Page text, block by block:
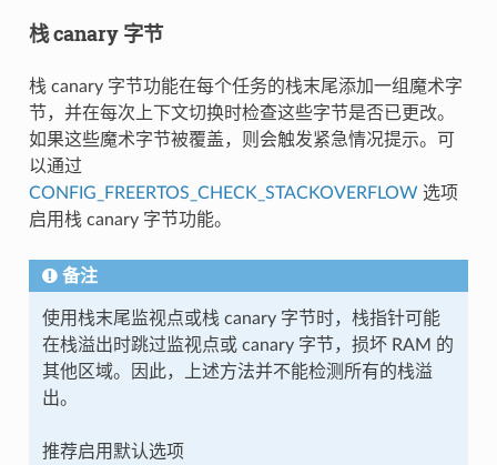
栈 canary 字节
栈 canary 字节功能在每个任务的栈末尾添加一组魔术字
节，并在每次上下文切换时检查这些字节是否已更改。
如果这些魔术字节被覆盖，则会触发紧急情况提示。可
以通过
CONFIG_FREERTOS_CHECK_STACKOVERFLOW 选项
启用栈 canary 字节功能。
备注
使用栈末尾监视点或栈 canary 字节时，栈指针可能
在栈溢出时跳过监视点或 canary 字节，损坏 RAM 的
其他区域。因此，上述方法并不能检测所有的栈溢
出。
推荐启用默认选项